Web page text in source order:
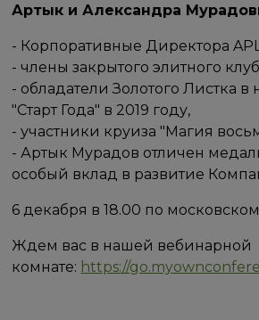
Артык и Александра
- Корпоративные Директора
- члены закрытого элитного
- обладатели Золотого Листка
"Старт Года" в 2019 году,
- участники круиза "Магия
- Артык Мурадов отличен
особый вклад в развитие
6 декабря в 18.00 по
Ждем вас в нашей вебинарной
комнате: https://